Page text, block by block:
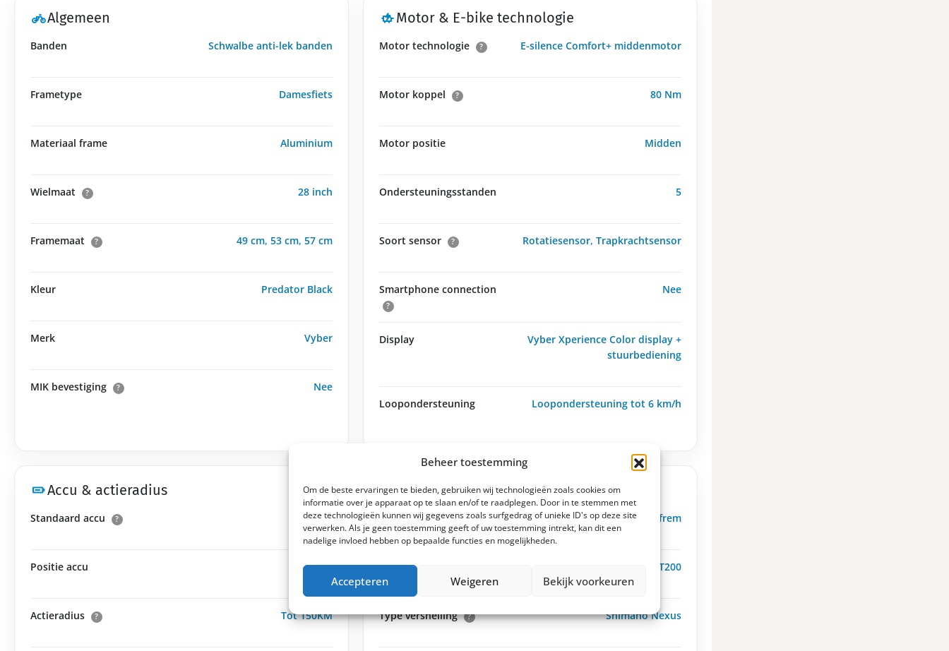
Beheer toestemming
Om de beste ervaringen te bieden, gebruiken wij technologieën zoals cookies om
informatie over je apparaat op te slaan en/of te raadplegen. Door in te stemmen met
deze technologieën kunnen wij gegevens zoals surfgedrag of unieke ID's op deze site
verwerken. Als je geen toestemming geeft of uw toestemming intrekt, kan dit een
nadelige invloed hebben op bepaalde functies en mogelijkheden.
Accepteren Weigeren Bekijk voorkeuren
Algemeen
Banden Schwalbe anti-lek banden
Frametype Damesfiets
Materiaal frame Aluminium
Wielmaat ? 28 inch
Framemaat ? 49 cm, 53 cm, 57 cm
Kleur Predator Black
Merk Vyber
MIK bevestiging ? Nee
Motor & E-bike technologie
Motor technologie ? E-silence Comfort+ middenmotor
Motor koppel ? 80 Nm
Motor positie Midden
Ondersteuningsstanden 5
Soort sensor ? Rotatiesensor, Trapkrachtsensor
Smartphone connection
?
Nee
Display
Vyber Xperience Color display +
stuurbediening
Loopondersteuning Loopondersteuning tot 6 km/h
Accu & actieradius
Standaard accu ? 520wh
Positie accu Frame
Actieradius ? Tot 150KM
Schakelen & remmen
Remsysteem ? Hydraulische schijfrem
Type rem Shimano MT200
Type versnelling ? Shimano Nexus